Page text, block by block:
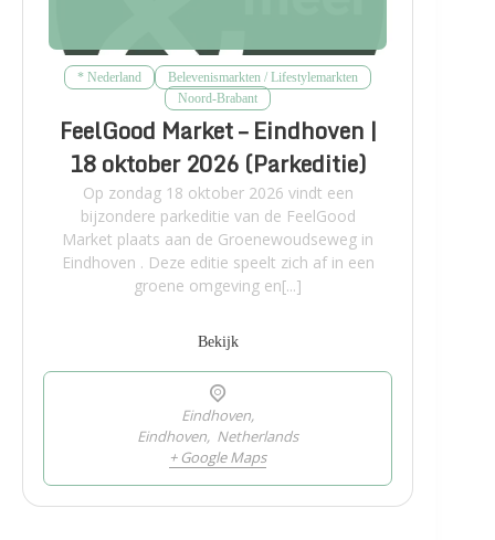
* Nederland
Belevenismarkten / Lifestylemarkten
Noord-Brabant
FeelGood Market – Eindhoven |
18 oktober 2026 (Parkeditie)
Op zondag 18 oktober 2026 vindt een
bijzondere parkeditie van de FeelGood
Market plaats aan de Groenewoudseweg in
Eindhoven . Deze editie speelt zich af in een
groene omgeving en[...]
Bekijk
Eindhoven,
Eindhoven, Netherlands
+ Google Maps